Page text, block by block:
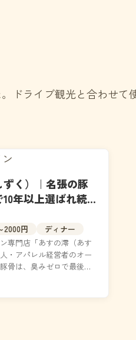
ドライブ観光と合わせて
く）｜名張の豚
年以上選ばれ続け
2000円
ディナー
専門店「あすの澪（あす
・アパレル経営者のオー
骨は、臭みゼロで最後の
以上にわたり地元で愛さ